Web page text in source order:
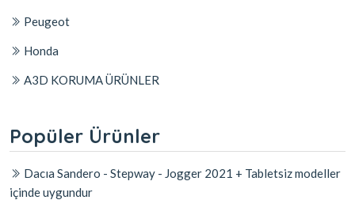
Peugeot
Honda
A3D KORUMA ÜRÜNLER
Popüler Ürünler
Dacıa Sandero - Stepway - Jogger 2021 + Tabletsiz modeller
içinde uygundur